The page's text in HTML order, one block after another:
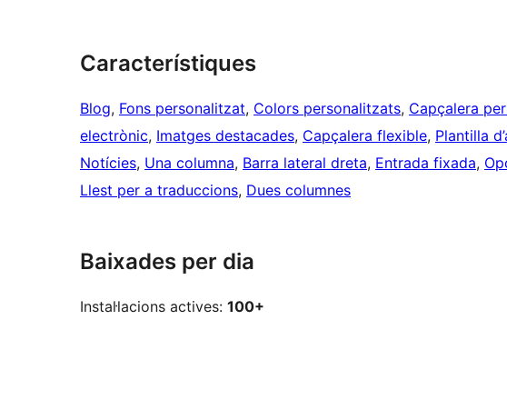
Característiques
Blog, Fons personalitzat, Colors personalitzats, Capçalera
electrònic, Imatges destacades, Capçalera flexible, Plantilla
Notícies, Una columna, Barra lateral dreta, Entrada fixada,
Llest per a traduccions, Dues columnes
Baixades per dia
Instal·lacions actives: 100+